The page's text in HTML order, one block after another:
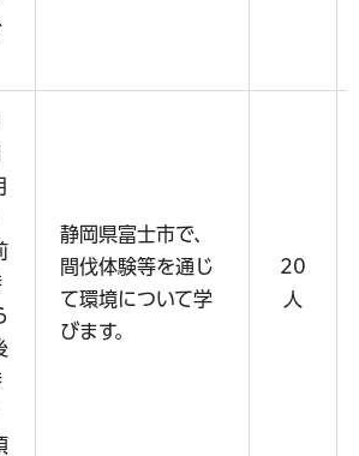
静岡県富士市で、
間伐体験等を通じ
て環境について学
びます。
20
人